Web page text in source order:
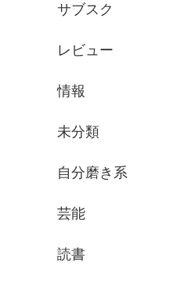
サブスク
レビュー
情報
未分類
自分磨き系
芸能
読書